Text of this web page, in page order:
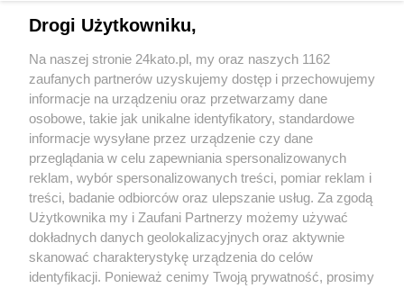
mężczyzn i dwie kobiety pobili człowieka w
1 / 3
Sprawcy pobicia, Katowice
Tych osób poszukuje katowicka policja. Są sprawcami
pobicia w centrum Katowic.
Wydawca mediów lokalnych
Nie zapomnij
zapoznać się z:
polityką prywatności regulamin korzystania z portali
Twojemiasto
Piekary Śląskie
Chorzów
Tarnowskie Góry
Skontakuj sięz nami
Kontakt
Wydawca
Redakcja
Drogi Użytkowniku,
Na naszej stronie 24kato.pl, my oraz naszych 1162
zaufanych partnerów uzyskujemy dostęp i przechowujemy
informacje na urządzeniu oraz przetwarzamy dane
osobowe, takie jak unikalne identyfikatory, standardowe
informacje wysyłane przez urządzenie czy dane
przeglądania w celu zapewniania spersonalizowanych
reklam, wybór spersonalizowanych treści, pomiar reklam i
treści, badanie odbiorców oraz ulepszanie usług. Za zgodą
Użytkownika my i Zaufani Partnerzy możemy używać
dokładnych danych geolokalizacyjnych oraz aktywnie
skanować charakterystykę urządzenia do celów
identyfikacji. Ponieważ cenimy Twoją prywatność, prosimy